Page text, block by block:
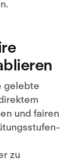
gelebte
und fairen
zu